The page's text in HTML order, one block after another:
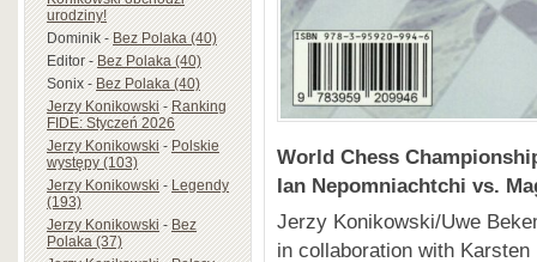
urodziny!
Dominik-Bez Polaka (40)
Editor-Bez Polaka (40)
Sonix-Bez Polaka (40)
Jerzy Konikowski-Ranking
FIDE: Styczeń 2026
Jerzy Konikowski-Polskie
występy (103)
Jerzy Konikowski-Legendy
(193)
Jerzy Konikowski-Bez
Polaka (37)
World Chess
Ian Nepomniachtchi vs.
Jerzy Konikowski/Uwe
in collaboration with Karsten